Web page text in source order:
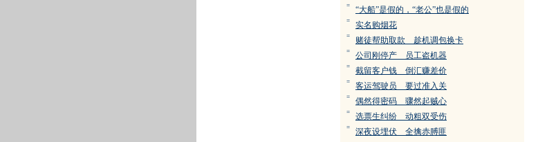
= “大船”是假的，“老公”也是假的
= 实名购烟花
= 赌徒帮助取款 趁机调包换卡
= 公司刚停产 员工盗机器
= 截留客户钱 倒汇赚差价
= 客运驾驶员 要过准入关
= 偶然得密码 骤然起贼心
= 选票生纠纷 动粗双受伤
= 深夜设埋伏 全擒赤膊匪